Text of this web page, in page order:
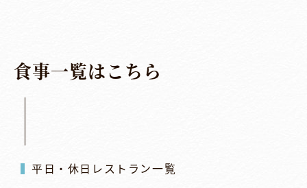
食事一覧はこち ら
平日・休日レストラン一覧